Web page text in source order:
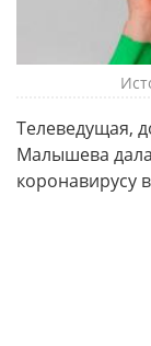
Телеведущая,
Малышева
коронавирусу